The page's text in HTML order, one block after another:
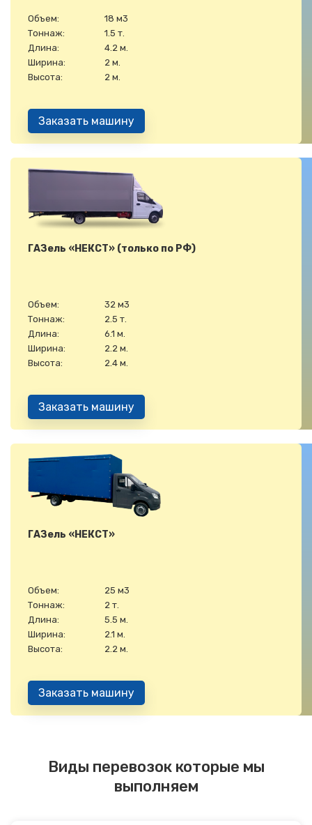
Объем:
18 м3
Тоннаж:
1.5 т.
Длина:
4.2 м.
Ширина:
2 м.
Высота:
2 м.
Заказать машину
ГАЗель «НЕКСТ» (только по РФ)
Объем:
32 м3
Тоннаж:
2.5 т.
Длина:
6.1 м.
Ширина:
2.2 м.
Высота:
2.4 м.
Заказать машину
ГАЗель «НЕКСТ»
Объем:
25 м3
Тоннаж:
2 т.
Длина:
5.5 м.
Ширина:
2.1 м.
Высота:
2.2 м.
Заказать машину
Виды перевозок которые мы
выполняем